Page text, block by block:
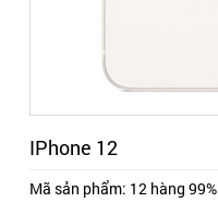
IPhone 12
Mã sản phẩm: 12 hàng 99%